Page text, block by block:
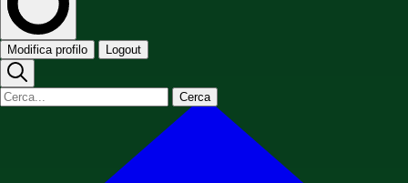
Modifica profilo Logout
Cerca